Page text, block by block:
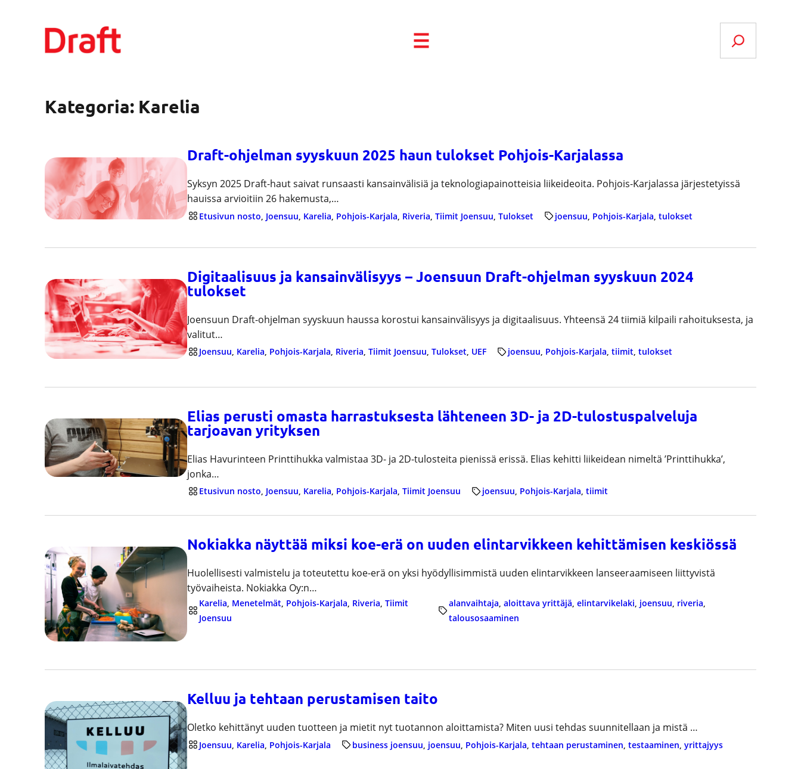
sisältöön
Kategoria: Karelia
Draft-ohjelman syyskuun 2025 haun tulokset Pohjois-Karjalassa
Syksyn 2025 Draft-haut saivat runsaasti kansainvälisiä ja teknologiapainotteisia liikeideoita. Pohjois-Karjalassa järjestetyissä
hauissa arvioitiin 26 hakemusta,…
Etusivun nosto, Joensuu, Karelia, Pohjois-Karjala, Riveria, Tiimit Joensuu, Tulokset joensuu, Pohjois-Karjala, tulokset
Digitaalisuus ja kansainvälisyys – Joensuun Draft-ohjelman syyskuun 2024
tulokset
Joensuun Draft-ohjelman syyskuun haussa korostui kansainvälisyys ja digitaalisuus. Yhteensä 24 tiimiä kilpaili rahoituksesta, ja
valitut…
Joensuu, Karelia, Pohjois-Karjala, Riveria, Tiimit Joensuu, Tulokset, UEF joensuu, Pohjois-Karjala, tiimit, tulokset
Elias perusti omasta harrastuksesta lähteneen 3D- ja 2D-tulostuspalveluja
tarjoavan yrityksen
Elias Havurinteen Printtihukka valmistaa 3D- ja 2D-tulosteita pienissä erissä. Elias kehitti liikeidean nimeltä ’Printtihukka’,
jonka…
Etusivun nosto, Joensuu, Karelia, Pohjois-Karjala, Tiimit Joensuu joensuu, Pohjois-Karjala, tiimit
Nokiakka näyttää miksi koe-erä on uuden elintarvikkeen kehittämisen keskiössä
Huolellisesti valmistelu ja toteutettu koe-erä on yksi hyödyllisimmistä uuden elintarvikkeen lanseeraamiseen liittyvistä
työvaiheista. Nokiakka Oy:n…
Karelia, Menetelmät, Pohjois-Karjala, Riveria, Tiimit
Joensuu
alanvaihtaja, aloittava yrittäjä, elintarvikelaki, joensuu, riveria
talousosaaminen
Kelluu ja tehtaan perustamisen taito
Oletko kehittänyt uuden tuotteen ja mietit nyt tuotannon aloittamista? Miten uusi tehdas suunnitellaan ja mistä …
Joensuu, Karelia, Pohjois-Karjala business joensuu, joensuu, Pohjois-Karjala, tehtaan perustaminen, testaaminen, yrittajyys